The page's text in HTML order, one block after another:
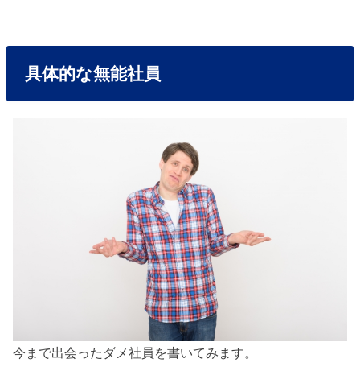
具体的な無能社員
今まで出会ったダメ社員を書いてみます。